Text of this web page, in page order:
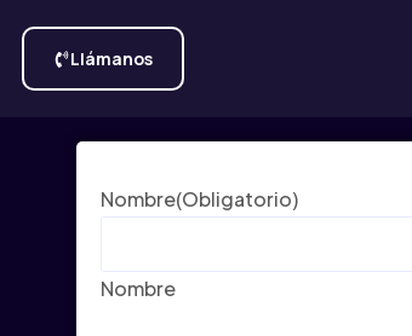
Llámanos
Nombre(Obligatorio)
Nombre